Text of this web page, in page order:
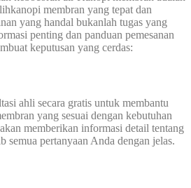
membran yang tepat dan
yang handal bukanlah tugas yang
penting dan panduan pemesanan
keputusan yang cerdas:
ahli secara gratis untuk membantu
yang sesuai dengan kebutuhan
memberikan informasi detail tentang
semua pertanyaan Anda dengan jelas.